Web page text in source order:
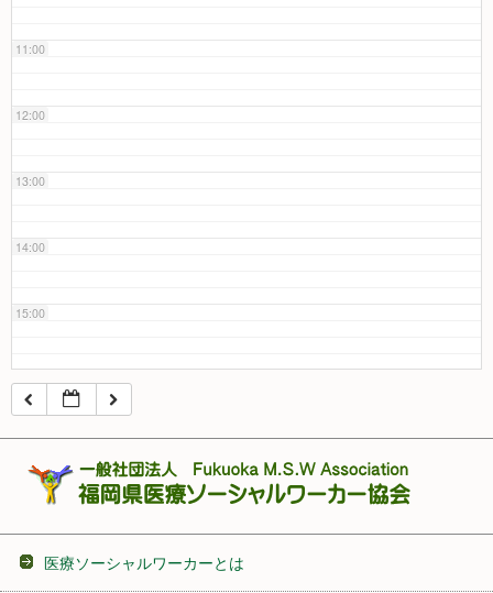
11:00
12:00
13:00
14:00
15:00
16:00
医療ソーシャルワーカーとは